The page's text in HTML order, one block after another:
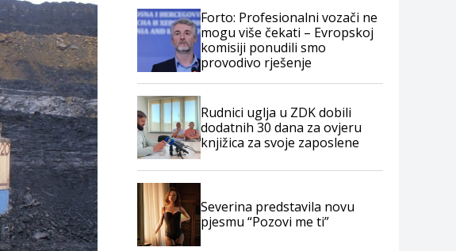
Forto: Profesionalni vozači ne
mogu više čekati – Evropskoj
komisiji ponudili smo
provodivo rješenje
Rudnici uglja u ZDK dobili
dodatnih 30 dana za ovjeru
knjižica za svoje zaposlene
Severina predstavila novu
pjesmu “Pozovi me ti”